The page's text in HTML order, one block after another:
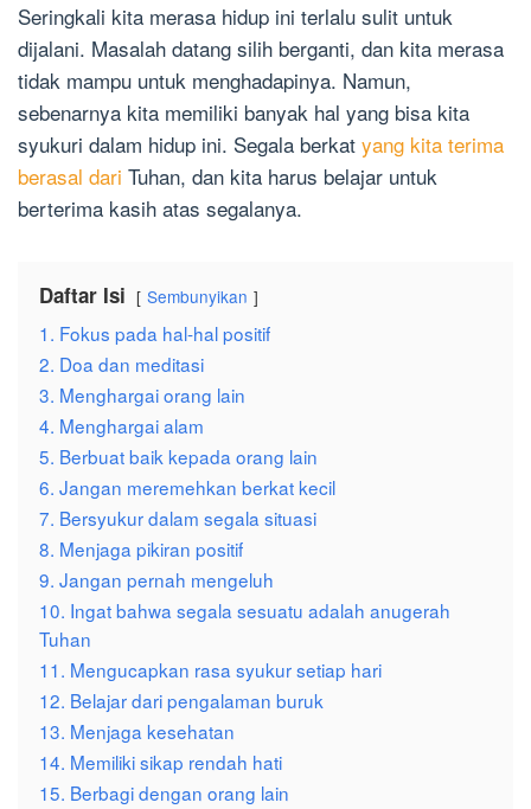
Seringkali kita merasa hidup ini terlalu sulit untuk
dijalani. Masalah datang silih berganti, dan kita merasa
tidak mampu untuk menghadapinya. Namun,
sebenarnya kita memiliki banyak hal yang bisa kita
syukuri dalam hidup ini. Segala berkat yang kita terima
berasal dari Tuhan, dan kita harus belajar untuk
berterima kasih atas segalanya.
Daftar Isi Sembunyikan
1. Fokus pada hal-hal positif
2. Doa dan meditasi
3. Menghargai orang lain
4. Menghargai alam
5. Berbuat baik kepada orang lain
6. Jangan meremehkan berkat kecil
7. Bersyukur dalam segala situasi
8. Menjaga pikiran positif
9. Jangan pernah mengeluh
10. Ingat bahwa segala sesuatu adalah anugerah
Tuhan
11. Mengucapkan rasa syukur setiap hari
12. Belajar dari pengalaman buruk
13. Menjaga kesehatan
14. Memiliki sikap rendah hati
15. Berbagi dengan orang lain